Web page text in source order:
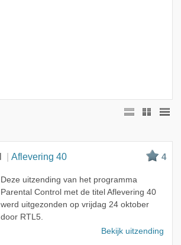
Aflevering 40 4
Deze uitzending van het programma
Parental Control met de titel Aflevering 40
werd uitgezonden op vrijdag 24 oktober
door RTL5.
Bekijk uitzending